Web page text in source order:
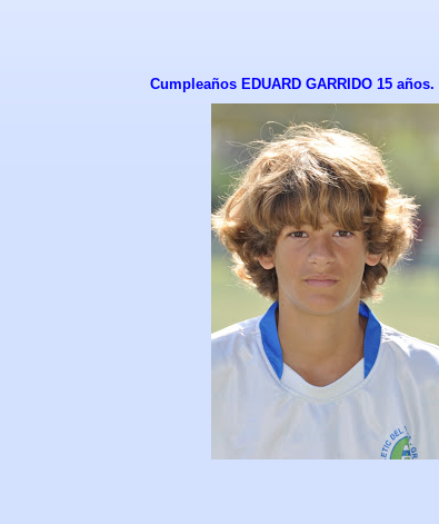
Cumpleaños EDUARD GARRIDO 15 años.